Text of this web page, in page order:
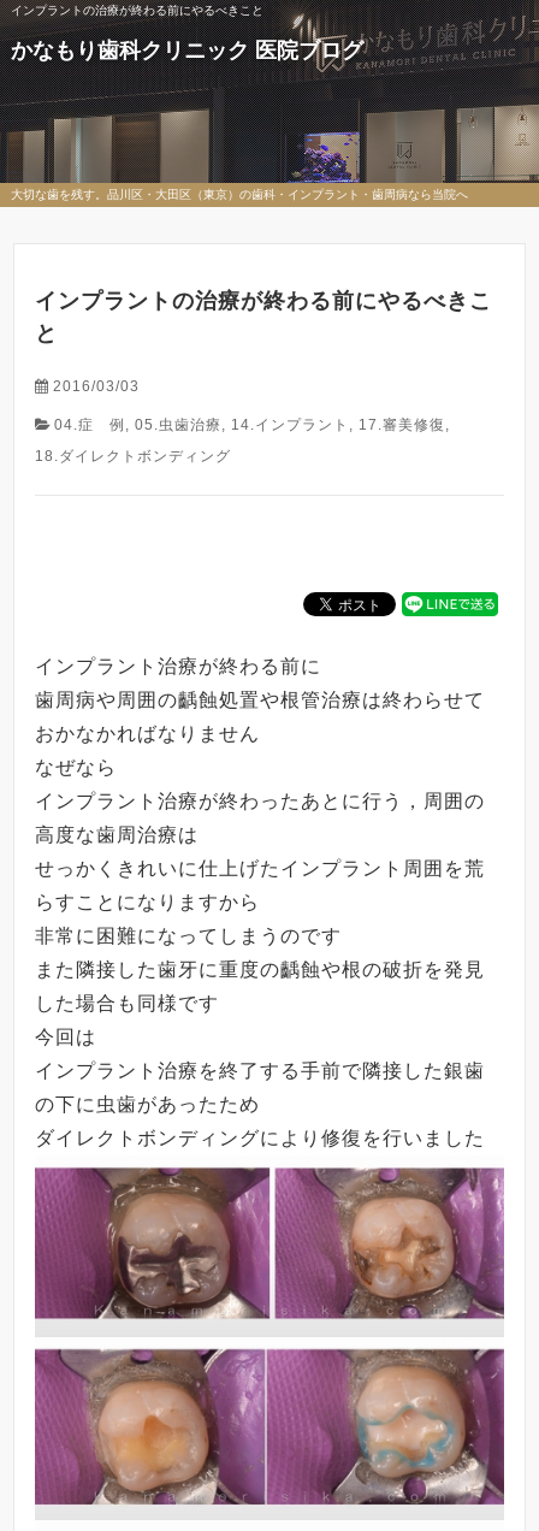
インプラントの治療が終わる前にやるべきこと
かなもり歯科クリニック 医院ブログ
大切な歯を残す。品川区・大田区（東京）の歯科・インプラント・歯周病なら当院へ
インプラントの治療が終わる前にやるべきこ
と
2016/03/03
04.症 例 ,05.虫歯治療 , 14.インプラント , 17.審美修復 ,
18.ダイレクトボンディング
インプラント治療が終わる前に
歯周病や周囲の齲蝕処置や根管治療は終わらせて
おかなかればなりません
なぜなら
インプラント治療が終わったあとに行う，周囲の
高度な歯周治療は
せっかくきれいに仕上げたインプラント周囲を荒
らすことになりますから
非常に困難になってしまうのです
また隣接した歯牙に重度の齲蝕や根の破折を発見
した場合も同様です
今回は
インプラント治療を終了する手前で隣接した銀歯
の下に虫歯があったため
ダイレクトボンディングにより修復を行いました